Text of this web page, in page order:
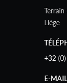
Liège
+32
E-MAIL